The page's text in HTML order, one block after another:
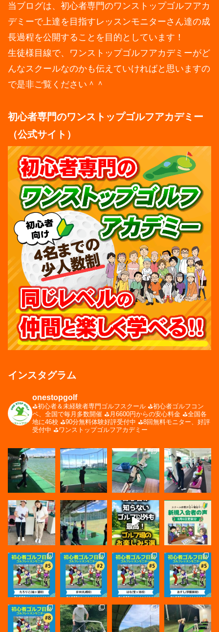
当ブログは、初心者専門のワンストップゴルフアカ
デミーで上達を目指すレッスンモニターさん達の成
長過程を公開することを目的としています！
生徒様目線で、ワンストップゴルフアカデミーがど
んなスクールなのかも伝えていければと思いますの
で是非ご覧ください＾＾
初心者専門のワンストップゴルフアカデミー
（公式サイト）
インスタグラム
onestopgolf
⛳️初心者＆未経験者専門ゴルフスクール ⛳️初心者ゴルフコン
ペ、全国で毎月多数開催 ⛳️月6600円からの安心料金 ⛳️全国各
地に46校 ⛳️90分無料体験好評受付中 ⛳️8回無料モニター、好評
受付中 ⛳️ワンストップゴルフアカデミー